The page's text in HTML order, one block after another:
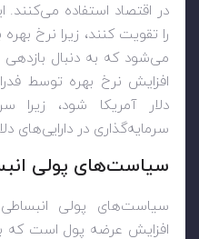
در اقتصاد استفاده می‌کنند.
را تقویت کنند، زیرا نرخ
می‌شود که به دنبال
افزایش نرخ بهره توسط
دلار آمریکا شود، زیرا
سرمایه‌گذاری در دارایی‌های
سیاست‌های پولی
سیاست‌های پولی
افزایش عرضه پول است که